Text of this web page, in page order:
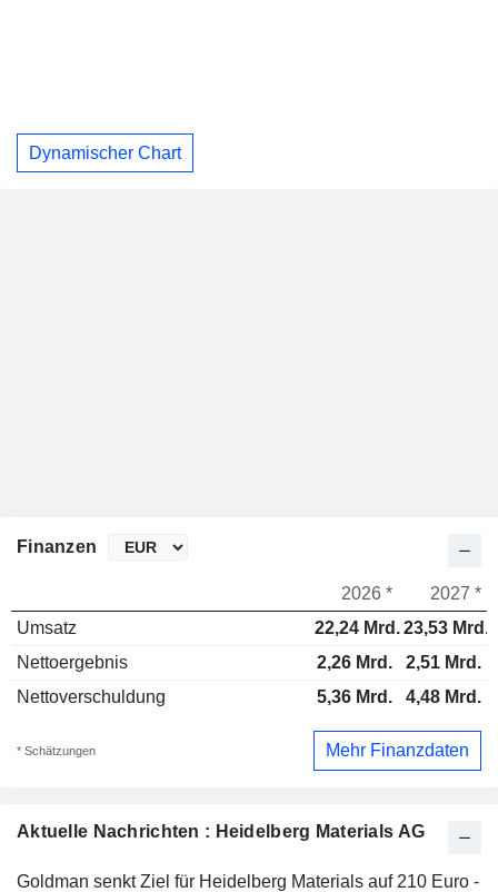
Dynamischer Chart
Aktuelle Nachrichten : Heidelberg Materials AG
Goldman senkt Ziel für Heidelberg Materials auf 210 Euro -
Finanzen
2026 *
2027 *
Umsatz
22,24 Mrd.23,53 Mrd.
Nettoergebnis
2,26 Mrd.
2,51 Mrd.
Nettoverschuldung
5,36 Mrd. 4,48 Mrd.
* Schätzungen Mehr Finanzdaten